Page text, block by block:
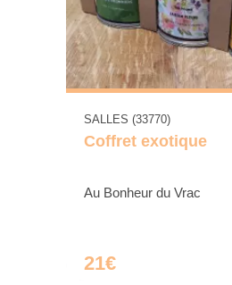
SALLES (33770)
Coffret exotique
Au Bonheur du Vrac
21€